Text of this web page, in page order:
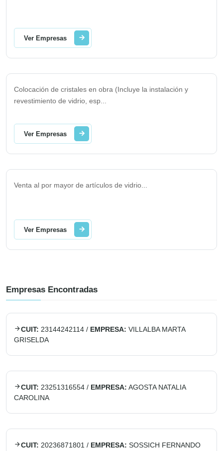
Ver Empresas
Colocación de cristales en obra (Incluye la instalación y
revestimiento de vidrio, esp
Ver Empresas
Venta al por mayor de artículos de vidrio
Ver Empresas
Empresas Encontradas
CUIT: 23144242114 / EMPRESA: VILLALBA MARTA
GRISELDA
CUIT: 23251316554 / EMPRESA: AGOSTA NATALIA
CAROLINA
CUIT: 20236871801 / EMPRESA: SOSSICH FERNANDO